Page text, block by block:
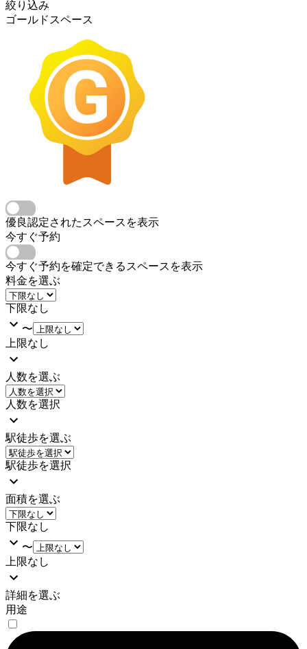
絞り込み
ゴールドスペース
優良認定されたスペースを表示
今すぐ予約
今すぐ予約を確定できるスペースを表示
料金を選ぶ
下限なし
〜
上限なし
人数を選ぶ
人数を選択
駅徒歩を選ぶ
駅徒歩を選択
面積を選ぶ
下限なし
〜
上限なし
詳細を選ぶ
用途